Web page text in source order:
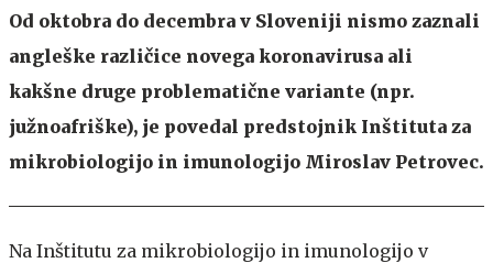
Od oktobra do decembra v Sloveniji nismo zaznali
angleške različice novega koronavirusa ali
kakšne druge problematične variante (npr.
južnoafriške), je povedal predstojnik Inštituta za
mikrobiologijo in imunologijo Miroslav Petrovec.
Na Inštitutu za mikrobiologijo in imunologijo v